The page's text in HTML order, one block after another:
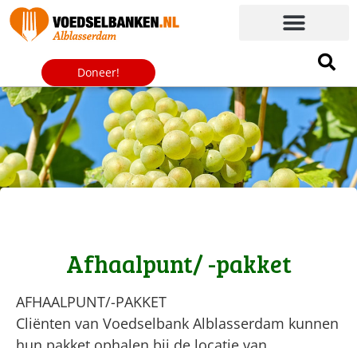
Doneer!
Afhaalpunt/ -pakket
AFHAALPUNT/-PAKKET
Cliënten van Voedselbank Alblasserdam kunnen